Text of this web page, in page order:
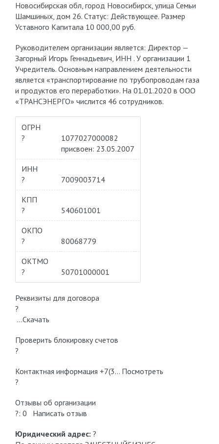
Новосибирская обл, город Новосибирск, улица Семьи
Шамшиных, дом 26. Статус: Действующее. Размер
Уставного Капитала 10 000,00 руб.
Руководителем организации является: Директор —
Загорный Игорь Геннадьевич, ИНН . У организации 1
Учредитель. Основным направлением деятельности
является «транспортирование по трубопроводам газа
и продуктов его переработки». На 01.01.2020 в ООО
«ТРАНСЭНЕРГО» числится 46 сотрудников.
ОГРН
?
1077027000082
присвоен: 23.05.2007
ИНН
?
7009003714
КПП
?
540601001
ОКПО
?
80068779
ОКТМО
?
50701000001
Реквизиты для договора
?
…Скачать
Проверить блокировку cчетов
?
Контактная информация +7(3… Посмотреть
?
Отзывы об организации
?: 0 Написать отзыв
Юридический адрес: ?